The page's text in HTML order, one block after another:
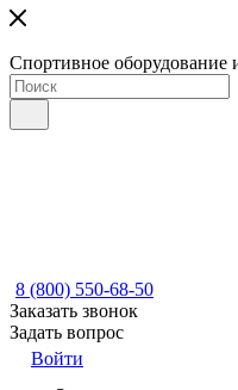
Спортивное оборудование
8 (800) 550-68-50
Заказать звонок
Задать вопрос
Войти